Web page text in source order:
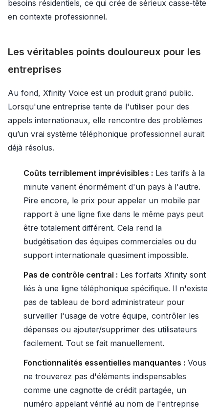
besoins résidentiels, ce qui crée de sérieux casse‑tête
en contexte professionnel.
Les véritables points douloureux pour les
entreprises
Au fond, Xfinity Voice est un produit grand public.
Lorsqu'une entreprise tente de l'utiliser pour des
appels internationaux, elle rencontre des problèmes
qu’un vrai système téléphonique professionnel aurait
déjà résolus.
Coûts terriblement imprévisibles : Les tarifs à la
minute varient énormément d'un pays à l'autre.
Pire encore, le prix pour appeler un mobile par
rapport à une ligne fixe dans le même pays peut
être totalement différent. Cela rend la
budgétisation des équipes commerciales ou du
support internationale quasiment impossible.
Pas de contrôle central : Les forfaits Xfinity sont
liés à une ligne téléphonique spécifique. Il n'existe
pas de tableau de bord administrateur pour
surveiller l'usage de votre équipe, contrôler les
dépenses ou ajouter/supprimer des utilisateurs
facilement. Tout se fait manuellement.
Fonctionnalités essentielles manquantes : Vous
ne trouverez pas d'éléments indispensables
comme une cagnotte de crédit partagée, un
numéro appelant vérifié au nom de l'entreprise